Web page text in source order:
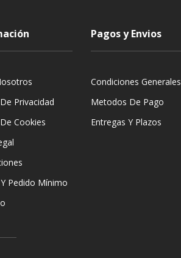
Privacidad
Cookies
Pedido Mínimo
Pagos y Envios
Condiciones Generales
Metodos De Pago
Entregas Y Plazos